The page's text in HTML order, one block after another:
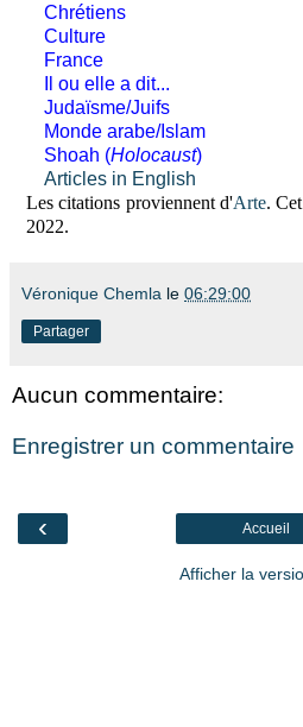
Chrétiens
Culture
France
Il ou elle a dit...
Judaïsme/Juifs
Monde arabe/Islam
Shoah (Holocaust)
Articles in English
Les citations proviennent d'Arte.
2022.
Véronique Chemla le 06:29:00
Partager
Aucun commentaire:
Enregistrer un commentaire
‹ Accueil
Afficher la